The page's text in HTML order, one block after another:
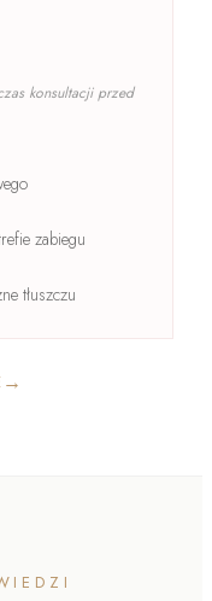
konsultacji przed
zabiegu
tłuszczu
→